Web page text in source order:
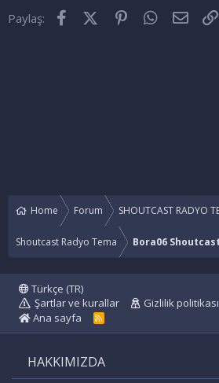
Paylaş: FacebookX (Twitter)PinterestWhatsApp
E-
Home Forum SHOUTCAST RADYO
Shoutcast Radyo Tema Bora06
Türkçe (TR)
Şartlar ve kurallar
Gizlilik politikası
Ana sayfa
R
HAKKIMIZDA